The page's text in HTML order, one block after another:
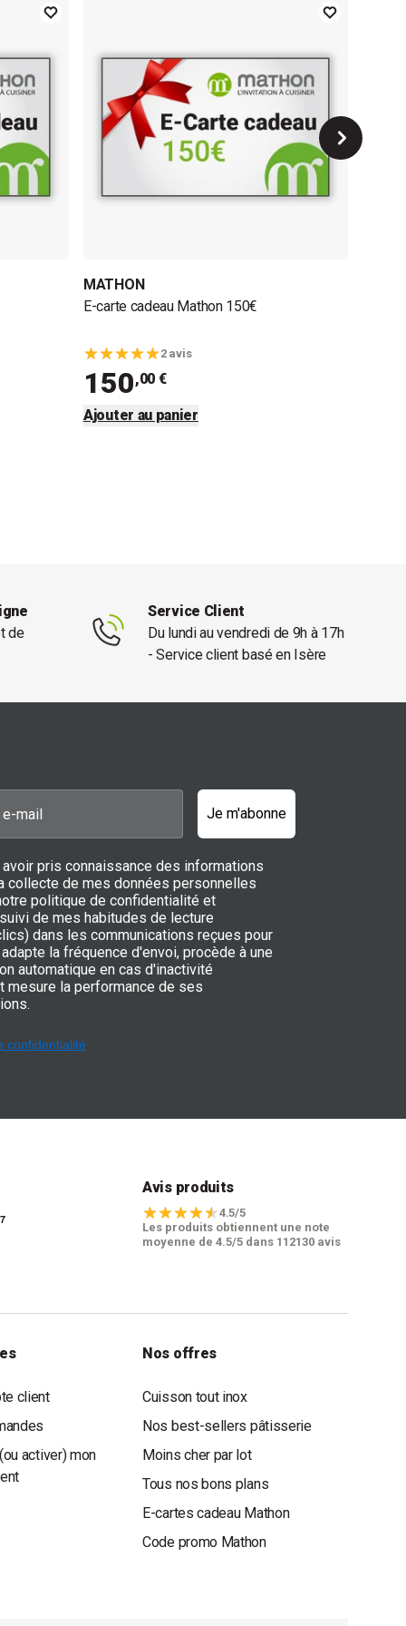
MATHON
E-carte cadeau Mathon 150€
2 avis
150,00 €
Ajouter au panier
de
Service Client
Du lundi au vendredi de 9h à 17h
- Service client basé en Isère
Je m'abonne
pris connaissance des informations
collecte de mes données personnelles
politique de confidentialité et
de mes habitudes de lecture
dans les communications reçues pour
la fréquence d'envoi, procède à une
automatique en cas d'inactivité
mesure la performance de ses
confidentialité
Avis produits
4.5/5
Les produits obtiennent une note
moyenne de 4.5/5 dans 112130 avis
client
activer) mon
Nos offres
Cuisson tout inox
Nos best-sellers pâtisserie
Moins cher par lot
Tous nos bons plans
E-cartes cadeau Mathon
Code promo Mathon